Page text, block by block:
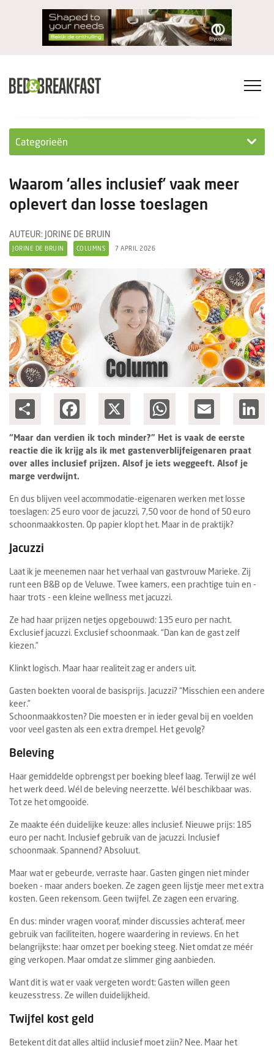
Categorieën
Wet- en regelgeving
Interviews
Ondernemen
Waarom ‘alles inclusief’ vaak meer
oplevert dan losse toeslagen
AUTEUR: JORINE DE BRUIN
JORINE DE BRUIN COLUMNS 7 APRIL 2026
Facebook WhatsApp Email
“Maar dan verdien ik toch minder?” Het is vaak de eerste
reactie die ik krijg als ik met gastenverblijfeigenaren praat
over alles inclusief prijzen. Alsof je iets weggeeft. Alsof je
marge verdwijnt.
En dus blijven veel accommodatie-eigenaren werken met losse
toeslagen: 25 euro voor de jacuzzi, 7,50 voor de hond of 50 euro
schoonmaakkosten. Op papier klopt het. Maar in de praktijk?
Jacuzzi
Laat ik je meenemen naar het verhaal van gastvrouw Marieke. Zij
runt een B&B op de Veluwe. Twee kamers, een prachtige tuin en -
haar trots - een kleine wellness met jacuzzi.
Ze had haar prijzen netjes opgebouwd: 135 euro per nacht.
Exclusief jacuzzi. Exclusief schoonmaak. “Dan kan de gast zelf
kiezen.”
Klinkt logisch. Maar haar realiteit zag er anders uit.
Gasten boekten vooral de basisprijs. Jacuzzi? “Misschien een andere
keer.”
Schoonmaakkosten? Die moesten er in ieder geval bij en voelden
voor veel gasten als een extra drempel. Het gevolg?
Beleving
Haar gemiddelde opbrengst per boeking bleef laag. Terwijl ze wél
het werk deed. Wél de beleving neerzette. Wél beschikbaar was.
Tot ze het omgooide.
Ze maakte één duidelijke keuze: alles inclusief. Nieuwe prijs: 185
euro per nacht. Inclusief gebruik van de jacuzzi. Inclusief
schoonmaak. Spannend? Absoluut.
Maar wat er gebeurde, verraste haar. Gasten gingen niet minder
boeken - maar anders boeken. Ze zagen geen lijstje meer met extra
kosten. Geen rekensom. Geen twijfel. Ze zagen een ervaring.
En dus: minder vragen vooraf, minder discussies achteraf, meer
gebruik van faciliteiten, hogere waardering in reviews. En het
belangrijkste: haar omzet per boeking steeg. Niet omdat ze méér
ging verkopen. Maar omdat ze slimmer ging aanbieden.
Want dit is wat er vaak vergeten wordt: Gasten willen geen
keuzesstress. Ze willen duidelijkheid.
Twijfel kost geld
Betekent dit dat alles altijd inclusief moet zijn? Nee. Maar het